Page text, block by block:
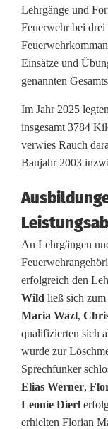
a
r
n
z
i
e
h
t
e
r
f
o
l
g
r
e
Lehrgänge und
Feuerwehr bei drei
Einsätze und
genannten
Im Jahr 2025
insgesamt 3784
verwies Rauch
Baujahr 2003
An Lehrgängen
erfolgreich den
Wild ließ sich
Maria Wazl,
qualifizierten sich
wurde zur
Sprechfunker
Elias Werner,
Leonie Dierl
erhielten Florian